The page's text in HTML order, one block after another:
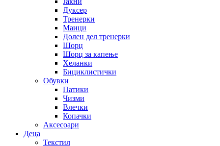
Дуксер
Тренерки
Маици
Долен дел тренерки
Шорц
Шорц за капење
Хеланки
Бициклистички
Обувки
Патики
Чизми
Влечки
Копачки
Аксесоари
Деца
Текстил